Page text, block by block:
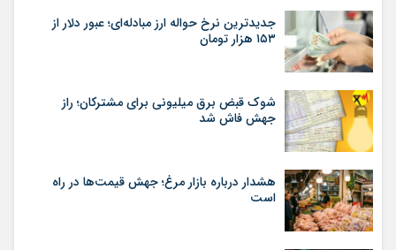
جدیدترین نرخ حواله ارز مبادله‌ای؛ عبور دلار از
۱۵۳ هزار تومان
شوک قبض برق میلیونی برای مشترکان؛ راز
جهش فاش شد
هشدار درباره بازار مرغ؛ جهش قیمت‌ها در راه
است